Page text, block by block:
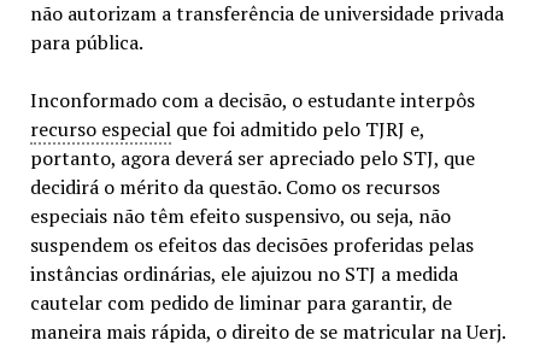
não autorizam a transferência de universidade privada
para pública.
Inconformado com a decisão, o estudante interpôs
recurso especialque foi admitido pelo TJRJ e,
portanto, agora deverá ser apreciado pelo STJ, que
decidirá o mérito da questão. Como os recursos
especiais não têm efeito suspensivo, ou seja, não
suspendem os efeitos das decisões proferidas pelas
instâncias ordinárias, ele ajuizou no STJ a medida
cautelar com pedido de liminar para garantir, de
maneira mais rápida, o direito de se matricular na Uerj.